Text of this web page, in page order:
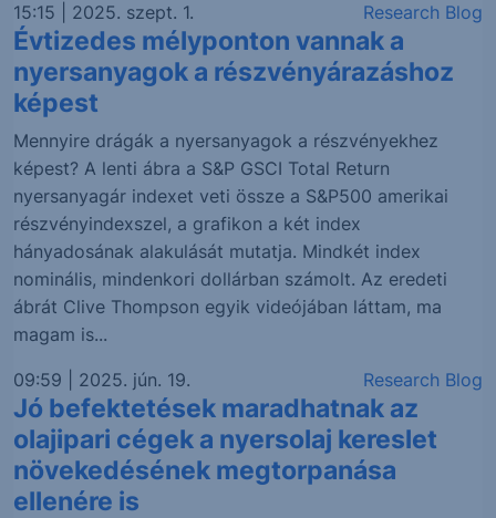
15:15 | 2025. szept. 1. Research Blog
Évtizedes mélyponton vannak a
nyersanyagok a részvényárazáshoz
képest
Mennyire drágák a nyersanyagok a részvényekhez
képest? A lenti ábra a S&P GSCI Total Return
nyersanyagár indexet veti össze a S&P500 amerikai
részvényindexszel, a grafikon a két index
hányadosának alakulását mutatja. Mindkét index
nominális, mindenkori dollárban számolt. Az eredeti
ábrát Clive Thompson egyik videójában láttam, ma
magam is...
09:59 | 2025. jún. 19. Research Blog
Jó befektetések maradhatnak az
olajipari cégek a nyersolaj kereslet
növekedésének megtorpanása
ellenére is